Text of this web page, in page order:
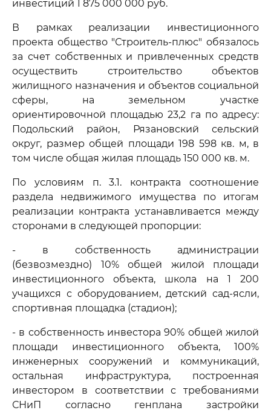
инвестиций 1 875 000 000 руб.
В рамках реализации инвестиционного
проекта общество "Строитель-плюс" обязалось
за счет собственных и привлеченных средств
осуществить строительство объектов
жилищного назначения и объектов социальной
сферы, на земельном участке
ориентировочной площадью 23,2 га по адресу:
Подольский район, Рязановский сельский
округ, размер общей площади 198 598 кв. м, в
том числе общая жилая площадь 150 000 кв. м.
По условиям п. 3.1. контракта соотношение
раздела недвижимого имущества по итогам
реализации контракта устанавливается между
сторонами в следующей пропорции:
- в собственность администрации
(безвозмездно) 10% общей жилой площади
инвестиционного объекта, школа на 1 200
учащихся с оборудованием, детский сад-ясли,
спортивная площадка (стадион);
- в собственность инвестора 90% общей жилой
площади инвестиционного объекта, 100%
инженерных сооружений и коммуникаций,
остальная инфраструктура, построенная
инвестором в соответствии с требованиями
СНиП согласно генплана застройки